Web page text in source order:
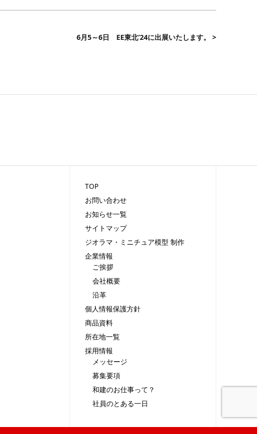
6月5～6日 EE東北‘24に出展いたします。 >
TOP
お問い合わせ
お知らせ一覧
サイトマップ
ジオラマ・ミニチュア模型 制作
企業情報
ご挨拶
会社概要
沿革
個人情報保護方針
商品資料
所在地一覧
採用情報
メッセージ
募集要項
和建のお仕事って？
社員のとある一日